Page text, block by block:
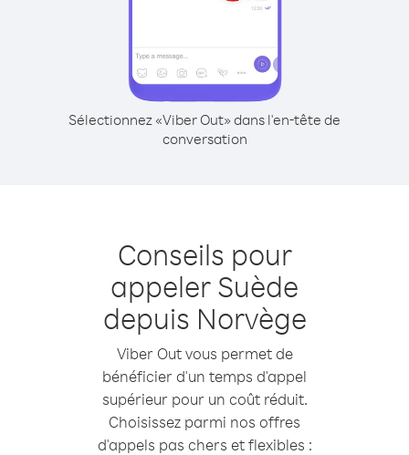
Sélectionnez «Viber Out» dans l'en-tête de
conversation
Conseils pour
appeler Suède
depuis Norvège
Viber Out vous permet de
bénéficier d'un temps d'appel
supérieur pour un coût réduit.
Choisissez parmi nos offres
d'appels pas chers et flexibles :